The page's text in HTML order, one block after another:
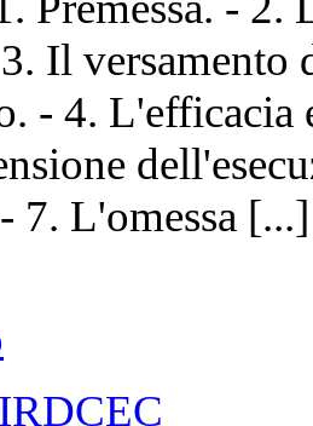
Il versamento
- 4.
7. L'omessa [...]